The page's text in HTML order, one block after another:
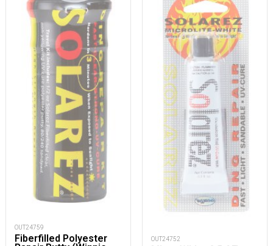
OUT24759
Fiberfilled Polyester OUT24752